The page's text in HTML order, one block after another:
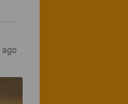
ago